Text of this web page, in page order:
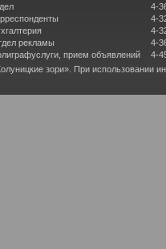
рекламы
прием объявлений
4-
4-
4-
4-
4-
зори». При использовании